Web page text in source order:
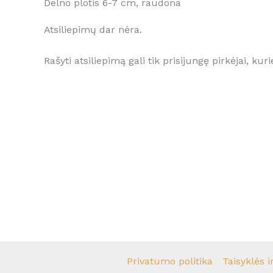
Delno plotis 6-7 cm, raudona
Atsiliepimų dar nėra.
Rašyti atsiliepimą gali tik prisijungę pirkėjai,
Privatumo politika Taisyklės